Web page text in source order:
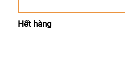
Hết hàng